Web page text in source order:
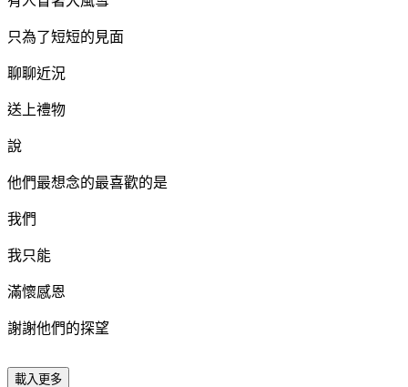
只為了短短的見面
聊聊近況
送上禮物
說
他們最想念的最喜歡的是
我們
我只能
滿懷感恩
謝謝他們的探望
載入更多